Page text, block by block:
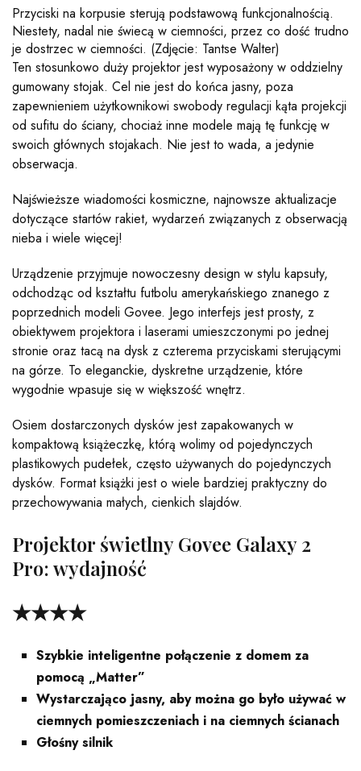
Przyciski na korpusie sterują podstawową funkcjonalnością.
Niestety, nadal nie świecą w ciemności, przez co dość trudno
je dostrzec w ciemności. (Zdjęcie: Tantse Walter)
Ten stosunkowo duży projektor jest wyposażony w oddzielny
gumowany stojak. Cel nie jest do końca jasny, poza
zapewnieniem użytkownikowi swobody regulacji kąta projekcji
od sufitu do ściany, chociaż inne modele mają tę funkcję w
swoich głównych stojakach. Nie jest to wada, a jedynie
obserwacja.
Najświeższe wiadomości kosmiczne, najnowsze aktualizacje
dotyczące startów rakiet, wydarzeń związanych z obserwacją
nieba i wiele więcej!
Urządzenie przyjmuje nowoczesny design w stylu kapsuły,
odchodząc od kształtu futbolu amerykańskiego znanego z
poprzednich modeli Govee. Jego interfejs jest prosty, z
obiektywem projektora i laserami umieszczonymi po jednej
stronie oraz tacą na dysk z czterema przyciskami sterującymi
na górze. To eleganckie, dyskretne urządzenie, które
wygodnie wpasuje się w większość wnętrz.
Osiem dostarczonych dysków jest zapakowanych w
kompaktową książeczkę, którą wolimy od pojedynczych
plastikowych pudełek, często używanych do pojedynczych
dysków. Format książki jest o wiele bardziej praktyczny do
przechowywania małych, cienkich slajdów.
Projektor świetlny Govee Galaxy 2
Pro: wydajność
★★★★
Szybkie inteligentne połączenie z domem za
pomocą „Matter”
Wystarczająco jasny, aby można go było używać w
ciemnych pomieszczeniach i na ciemnych ścianach
Głośny silnik